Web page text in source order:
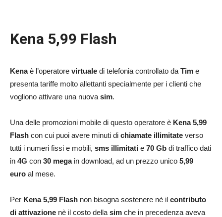
Kena 5,99 Flash
Kenaè l’operatore virtuale di telefonia controllato da Tim e
presenta tariffe molto allettanti specialmente per i clienti che
vogliono attivare una nuova sim.
Una delle promozioni mobile di questo operatore è Kena 5,99
Flash con cui puoi avere minuti di chiamate illimitate verso
tutti i numeri fissi e mobili, sms illimitati e 70 Gb di traffico dati
in 4G con 30 megain download, ad un prezzo unico 5,99
euro al mese.
Per Kena 5,99 Flash non bisogna sostenere nè il contributo
di attivazione nè il costo della sim che in precedenza aveva